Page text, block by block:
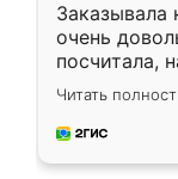
Заказывала
очень
посчитала,
Замерщик
делу со
за день,
Читать